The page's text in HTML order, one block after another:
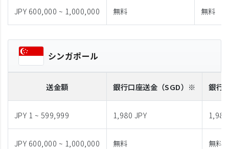
JPY 600,000 ~ 1,000,000 無料 無料
シンガポール
送金額 銀行口座送金 （SGD）※ 銀行
JPY 1 ~ 599,999 1,980 JPY
JPY 600,000 ~ 1,000,000 無料 無料